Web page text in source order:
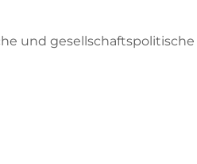
und gesellschaftspolitische